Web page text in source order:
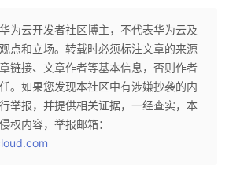
为云开发者社区博主，不代表华为云及
点和立场。转载时必须标注文章的来源
链接、文章作者等基本信息，否则作者
。如果您发现本社区中有涉嫌抄袭的内
举报，并提供相关证据，一经查实，本
权内容，举报邮箱：